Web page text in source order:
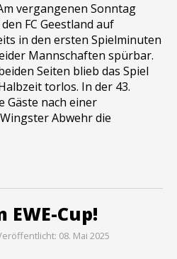
vergangenen Sonntag
FC Geestland auf
in den ersten Spielminuten
Mannschaften spürbar.
Seiten blieb das Spiel
torlos. In der 43.
Gäste nach einer
Abwehr die
Cup!
08. Mai 2025